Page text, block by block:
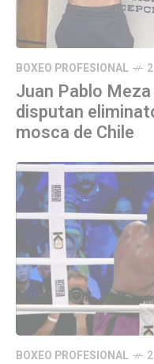
BOXEO PROFESIONAL
Juan Pablo
disputan
mosca de Chile
BOXEO PROFESIONAL